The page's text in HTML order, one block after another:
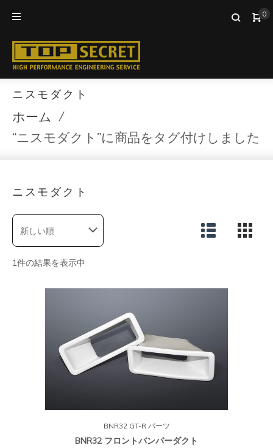
0
ニスモダクト
ホーム /
“ニスモダクト”に商品をタグ付けしました
ニスモダクト
1件の結果を表示中
BNR32 GT-R パーツ
BNR32 フロントバンパーダクト